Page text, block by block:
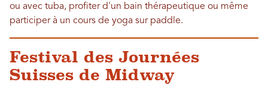
ou avec tuba, profiter d'un bain thérapeutique ou même
participer à un cours de yoga sur paddle.
Festival des Journées
Suisses de Midway